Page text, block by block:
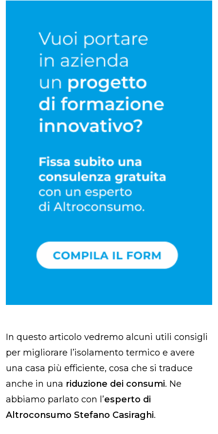
In questo articolo vedremo alcuni utili consigli
per migliorare l’isolamento termico e avere
una casa più efficiente, cosa che si traduce
anche in una riduzione dei consumi. Ne
abbiamo parlato con l’esperto di
Altroconsumo Stefano Casiraghi.